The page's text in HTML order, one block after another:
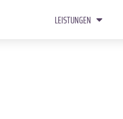
LEISTUNGEN